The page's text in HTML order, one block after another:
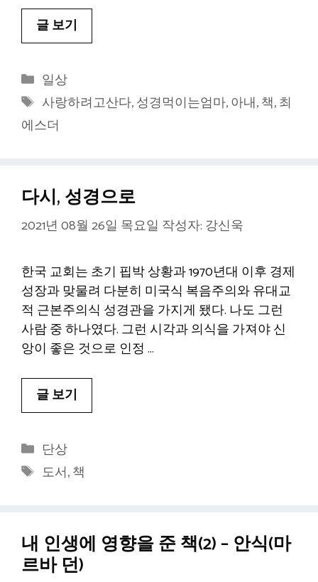
글 보기
카
테
고
리
일상
태
그
사랑하려고산다,성경먹이는엄마,아내,책,최
에스더
다시, 성경으로
2021년 08월 26일 목요일 작성자: 강신욱
한국 교회는 초기 핍박 상황과 1970년대 이후 경제
성장과 맞물려 다분히 미국식 복음주의와 유대교
적 근본주의식 성경관을 가지게 됐다. 나도 그런
사람 중 하나였다. 그런 시각과 의식을 가져야 신
앙이 좋은 것으로 인정 …
글 보기
카
테
단상
태
도서,책
내 인생에 영향을 준 책(2) – 안식(마
르바 던)